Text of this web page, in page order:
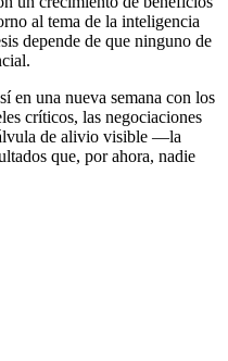
al tema de la inteligencia
depende de que ninguno de
en una nueva semana con los
críticos, las negociaciones
de alivio visible —la
que, por ahora, nadie